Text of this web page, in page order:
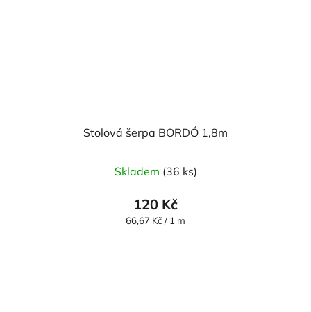
Stolová šerpa BORDÓ 1,8m
Skladem (36 ks)
120 Kč
Měrná
66,67 Kč / 1 m